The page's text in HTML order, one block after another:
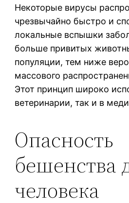
Некоторые вирусы
чрезвычайно быстро и
локальные вспышки
больше привитых
популяции, тем ниже
массового
Этот принцип широко
ветеринарии, так и в
Опасность
бешенства
человека